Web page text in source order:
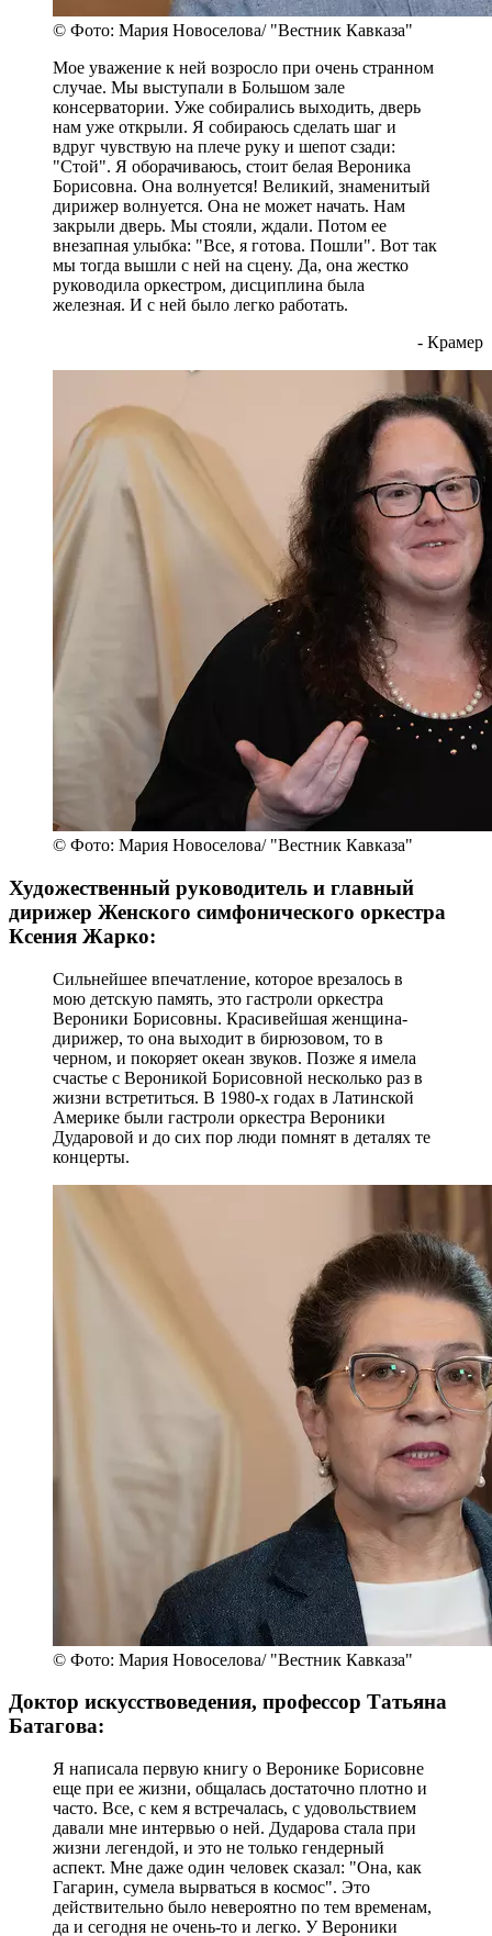
© Фото: Мария Новоселова/ "Вестник Кавказа"
Мое уважение к ней возросло при очень странном
случае. Мы выступали в Большом зале
консерватории. Уже собирались выходить, дверь
нам уже открыли. Я собираюсь сделать шаг и
вдруг чувствую на плече руку и шепот сзади:
"Стой". Я оборачиваюсь, стоит белая Вероника
Борисовна. Она волнуется! Великий, знаменитый
дирижер волнуется. Она не может начать. Нам
закрыли дверь. Мы стояли, ждали. Потом ее
внезапная улыбка: "Все, я готова. Пошли". Вот так
мы тогда вышли с ней на сцену. Да, она жестко
руководила оркестром, дисциплина была
железная. И с ней было легко работать.
- Крамер
© Фото: Мария Новоселова/ "Вестник Кавказа"
Художественный руководитель и главный
дирижер Женского симфонического оркестра
Ксения Жарко:
Сильнейшее впечатление, которое врезалось в
мою детскую память, это гастроли оркестра
Вероники Борисовны. Красивейшая женщина-
дирижер, то она выходит в бирюзовом, то в
черном, и покоряет океан звуков. Позже я имела
счастье с Вероникой Борисовной несколько раз в
жизни встретиться. В 1980-х годах в Латинской
Америке были гастроли оркестра Вероники
Дударовой и до сих пор люди помнят в деталях те
концерты.
© Фото: Мария Новоселова/ "Вестник Кавказа"
Доктор искусствоведения, профессор Татьяна
Батагова:
Я написала первую книгу о Веронике Борисовне
еще при ее жизни, общалась достаточно плотно и
часто. Все, с кем я встречалась, с удовольствием
давали мне интервью о ней. Дударова стала при
жизни легендой, и это не только гендерный
аспект. Мне даже один человек сказал: "Она, как
Гагарин, сумела вырваться в космос". Это
действительно было невероятно по тем временам,
да и сегодня не очень-то и легко. У Вероники